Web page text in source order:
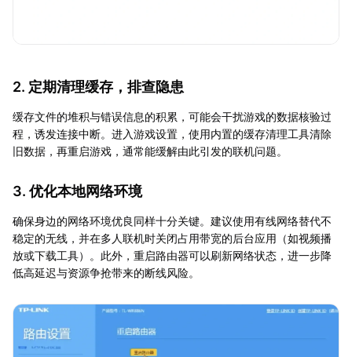
2. 定期清理缓存，排查隐患
缓存文件的堆积与错误信息的积累，可能会干扰游戏的数据核验过
程，诱发连接中断。进入游戏设置，使用内置的缓存清理工具清除
旧数据，再重启游戏，通常能缓解由此引发的联机问题。
3. 优化本地网络环境
确保身边的网络环境优良同样十分关键。建议使用有线网络替代不
稳定的无线，并在多人联机时关闭占用带宽的后台应用（如视频播
放或下载工具）。此外，重启路由器可以刷新网络状态，进一步降
低高延迟与资源争抢带来的断线风险。